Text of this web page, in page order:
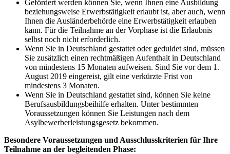
Gefördert werden können Sie, wenn Ihnen eine Ausbildung
beziehungsweise Erwerbstätigkeit erlaubt ist, aber auch, wenn
Ihnen die Ausländerbehörde eine Erwerbstätigkeit erlauben
kann. Für die Teilnahme an der Vorphase ist die Erlaubnis
selbst noch nicht erforderlich.
Wenn Sie in Deutschland gestattet oder geduldet sind, müssen
Sie zusätzlich einen rechtmäßigen Aufenthalt in Deutschland
von mindestens 15 Monaten aufweisen. Sind Sie vor dem 1.
August 2019 eingereist, gilt eine verkürzte Frist von
mindestens 3 Monaten.
Wenn Sie in Deutschland gestattet sind, können Sie keine
Berufsausbildungsbeihilfe erhalten. Unter bestimmten
Voraussetzungen können Sie Leistungen nach dem
Asylbewerberleistungsgesetz bekommen.
Besondere Voraussetzungen und Ausschlusskriterien für Ihre
Teilnahme an der begleitenden Phase: